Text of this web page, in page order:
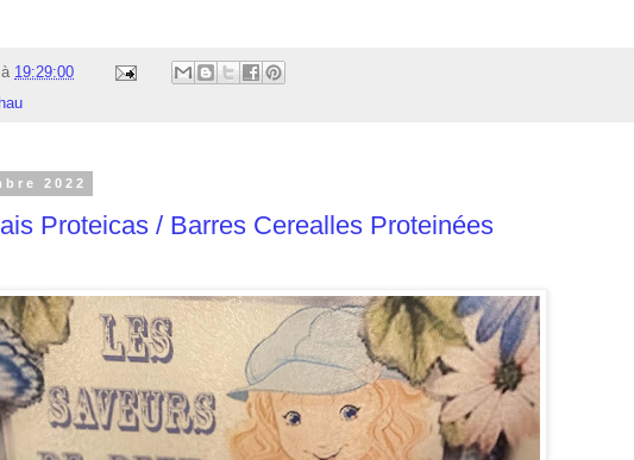
à 19:29:00
2022
Proteicas / Barres Cerealles Proteinées